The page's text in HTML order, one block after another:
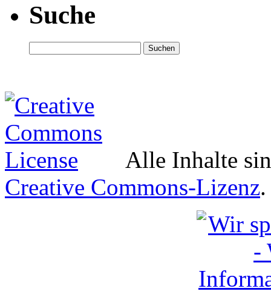
Suche
Alle Inhalte
Creative Commons-Lizenz.